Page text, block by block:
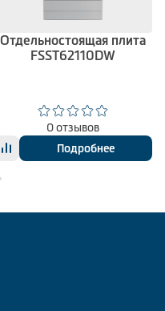
Отдельностоящая плита
FSST62110DW
0 отзывов
Подробнее